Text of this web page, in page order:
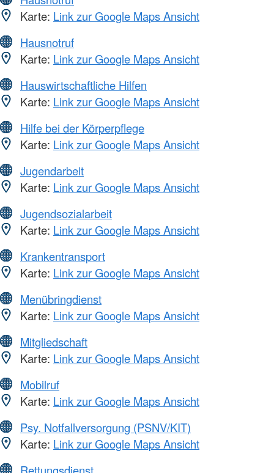
Karte: Link zur Google Maps Ansicht
Hausnotruf
Karte: Link zur Google Maps Ansicht
Hauswirtschaftliche Hilfen
Karte: Link zur Google Maps Ansicht
Hilfe bei der Körperpflege
Karte: Link zur Google Maps Ansicht
Jugendarbeit
Karte: Link zur Google Maps Ansicht
Jugendsozialarbeit
Karte: Link zur Google Maps Ansicht
Krankentransport
Karte: Link zur Google Maps Ansicht
Menübringdienst
Karte: Link zur Google Maps Ansicht
Mitgliedschaft
Karte: Link zur Google Maps Ansicht
Mobilruf
Karte: Link zur Google Maps Ansicht
Psy. Notfallversorgung (PSNV/KIT)
Karte: Link zur Google Maps Ansicht
Rettungsdienst